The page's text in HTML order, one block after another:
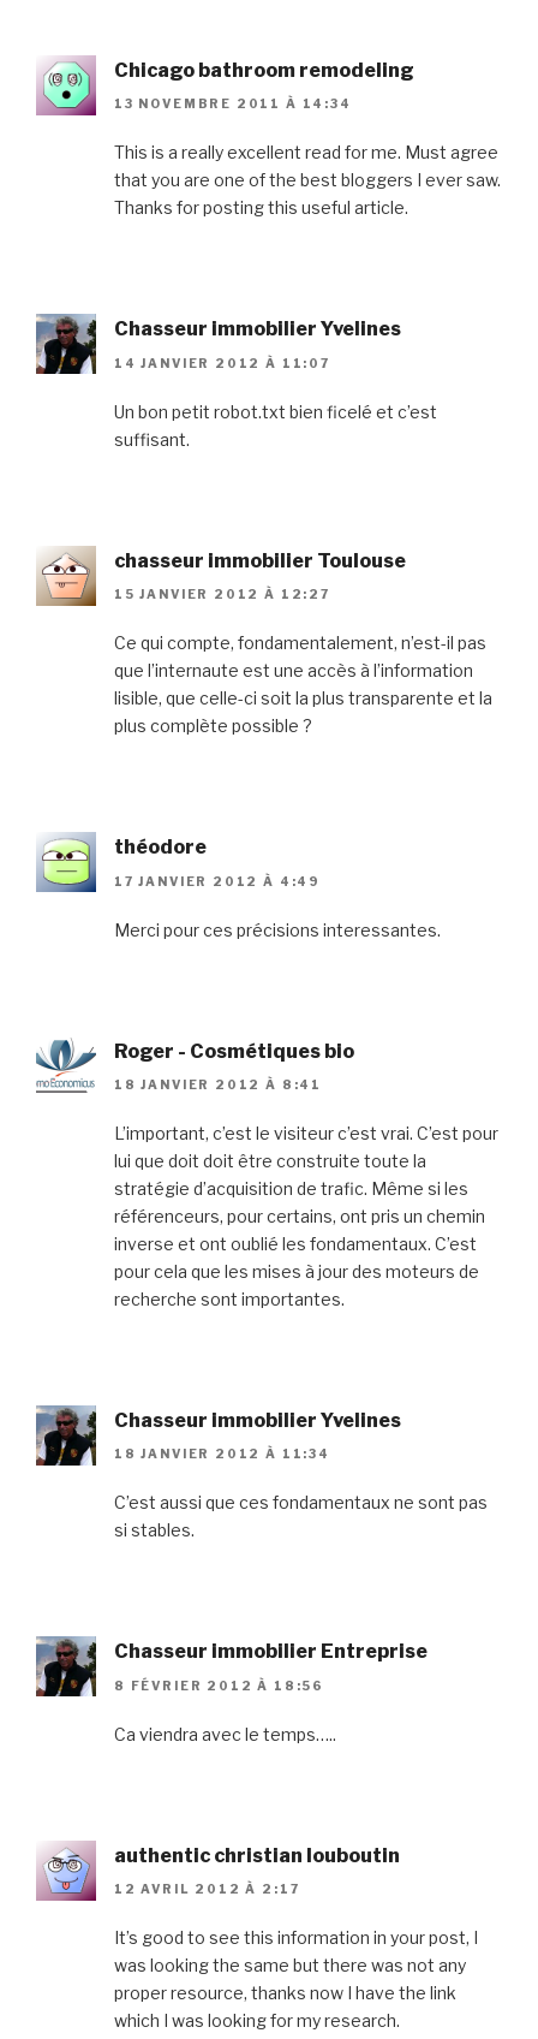
Chicago bathroom remodeling
13 NOVEMBRE 2011 À 14:34
This is a really excellent read for me. Must agree
that you are one of the best bloggers I ever saw.
Thanks for posting this useful article.
Chasseur immobilier Yvelines
14 JANVIER 2012 À 11:07
Un bon petit robot.txt bien ficelé et c’est
suffisant.
chasseur immobilier Toulouse
15 JANVIER 2012 À 12:27
Ce qui compte, fondamentalement, n’est-il pas
que l’internaute est une accès à l’information
lisible, que celle-ci soit la plus transparente et la
plus complète possible ?
théodore
17 JANVIER 2012 À 4:49
Merci pour ces précisions interessantes.
Roger - Cosmétiques bio
18 JANVIER 2012 À 8:41
L’important, c’est le visiteur c’est vrai. C’est pour
lui que doit doit être construite toute la
stratégie d’acquisition de trafic. Même si les
référenceurs, pour certains, ont pris un chemin
inverse et ont oublié les fondamentaux. C’est
pour cela que les mises à jour des moteurs de
recherche sont importantes.
Chasseur immobilier Yvelines
18 JANVIER 2012 À 11:34
C’est aussi que ces fondamentaux ne sont pas
si stables.
Chasseur immobilier Entreprise
8 FÉVRIER 2012 À 18:56
Ca viendra avec le temps…..
authentic christian louboutin
12 AVRIL 2012 À 2:17
It’s good to see this information in your post, I
was looking the same but there was not any
proper resource, thanks now I have the link
which I was looking for my research.